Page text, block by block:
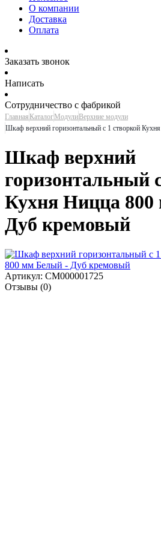
О компании
Доставка
Оплата
Заказать звонок
Написать
Сотрудничество с фабрикой
ГлавнаяКаталогМодулиВерхние модули
Шкаф верхний горизонтальный с 1 створкой
Шкаф верхний
горизонтальный
Кухня Ницца
Дуб кремовый
Артикул: СМ000001725
Отзывы (0)